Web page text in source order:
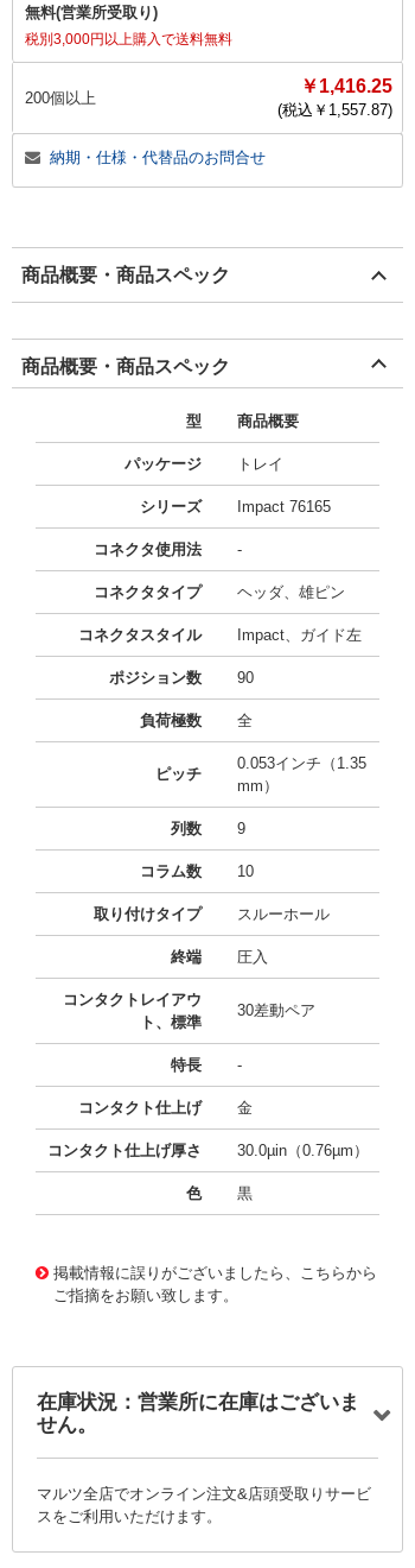
無料(営業所受取り)
税別3,000円以上購入で送料無料
200個以上
￥1,416.25
(税込￥ 1,557.87)
納期・仕様・代替品のお問合せ
商品概要・商品スペック
商品概要・商品スペック
型 商品概要
パッケージ トレイ
シリーズ Impact 76165
コネクタ使用法 -
コネクタタイプ ヘッダ、雄ピン
コネクタスタイル Impact、ガイド左
ポジション数 90
負荷極数 全
ピッチ
0.053インチ（1.35
mm）
列数 9
コラム数 10
取り付けタイプ スルーホール
終端 圧入
コンタクトレイアウ
ト、標準
30差動ペア
特長 -
コンタクト仕上げ 金
コンタクト仕上げ厚さ 30.0µin（0.76µm）
色 黒
掲載情報に誤りがございましたら、こちらから
ご指摘をお願い致します。
在庫状況：営業所に在庫はございま
せん。
マルツ全店でオンライン注文&店頭受取りサービ
スをご利用いただけます。